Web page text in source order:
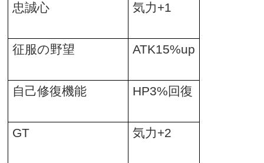
忠誠心 気力+1
征服の野望 ATK15%up
自己修復機能 HP3%回復
GT 気力+2